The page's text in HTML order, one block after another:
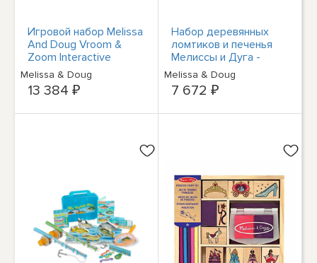
Игровой набор Melissa
And Doug Vroom &
Zoom Interactive
Dashboard 31705
НОВЫЙ
Melissa & Doug
13 384 ₽
Набор деревянных
ломтиков и печенья
Мелиссы и Дуга -
НОВЫЕ традиционные
деревянные игрушки
Melissa & Doug
7 672 ₽